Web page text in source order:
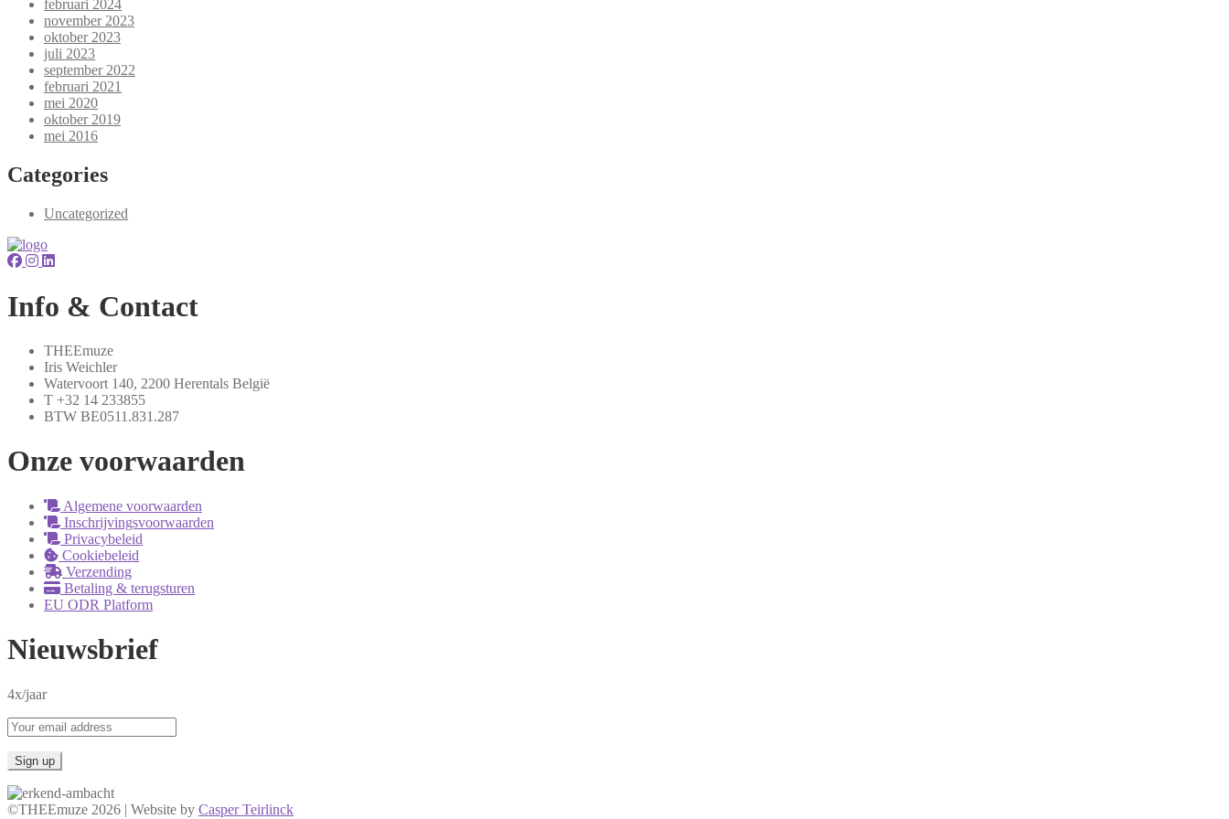
februari 2024
november 2023
oktober 2023
juli 2023
september 2022
februari 2021
mei 2020
oktober 2019
mei 2016
Categories
Uncategorized
Info & Contact
THEEmuze
Iris Weichler
Watervoort 140, 2200 Herentals België
T +32 14 233855
BTW BE0511.831.287
Onze voorwaarden
Algemene voorwaarden
Inschrijvingsvoorwaarden
Privacybeleid
Cookiebeleid
Verzending
Betaling & terugsturen
EU ODR Platform
Nieuwsbrief
4x/jaar
©THEEmuze 2026 | Website by Casper Teirlinck